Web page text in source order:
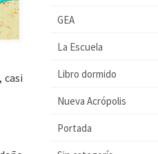
casi
GEA
La Escuela
Libro dormido
Nueva Acrópolis
Portada